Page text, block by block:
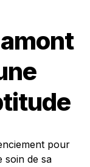
pour
soin de sa